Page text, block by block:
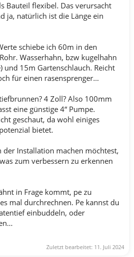
Bauteil flexibel. Das verursacht
ja, natürlich ist die Länge ein
schiebe ich 60m in den
Wasserhahn, bzw kugelhahn
und 15m Gartenschlauch. Reicht
für einen rasensprenger…
4 Zoll? Also 100mm
eine günstige 4“ Pumpe.
geschaut, da wohl einiges
bietet.
der Installation machen möchtest,
zum verbessern zu erkennen
in Frage kommt, pe zu
mal durchrechnen. Pe kannst du
einbuddeln, oder
Zuletzt bearbeitet: 11. Juli 2024